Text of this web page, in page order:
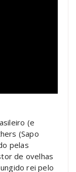
(e
(Sapo
pelas
de ovelhas
rei pelo